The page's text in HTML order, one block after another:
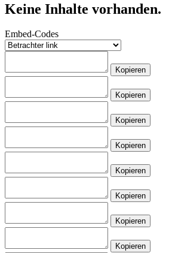
Keine Inhalte vorhanden.
Embed-Codes
Kopieren
Kopieren
Kopieren
Kopieren
Kopieren
Kopieren
Kopieren
Kopieren